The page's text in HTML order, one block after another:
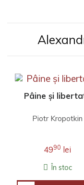
Pâine și
Piotr Kropotkin
4990 lei
În stoc